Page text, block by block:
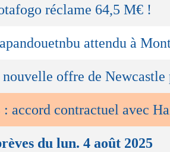
réclame 64,5 M€ !
attendu à
nouvelle offre de Newcastle
: accord contractuel avec
du lun. 4 août 2025